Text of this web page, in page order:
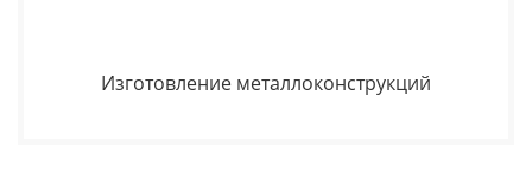
Изготовление металлоконструкций